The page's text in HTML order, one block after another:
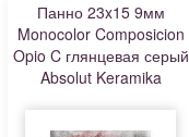
Панно 23x15 9мм
Monocolor Composicion
Opio C глянцевая серый
Absolut Keramika